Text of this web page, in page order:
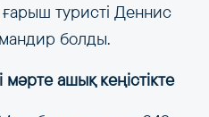
туристі Деннис
болды.
ашық кеңістікте